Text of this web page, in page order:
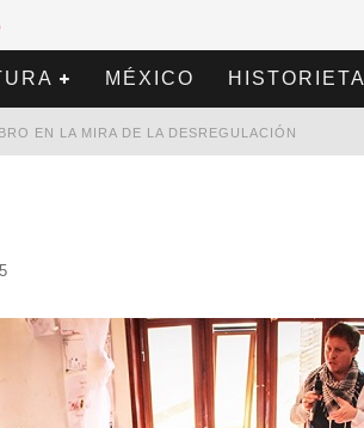
MÉXICO HISTORIETA
EN LA MIRA DE LA DESREGULACIÓN
CORREA | LA NIEVE